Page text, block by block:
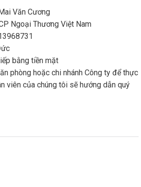
Văn Cương
Ngoại Thương Việt Nam
bằng tiền mặt
phòng hoặc chi nhánh Công ty để thực
viên của chúng tôi sẽ hướng dẫn quý